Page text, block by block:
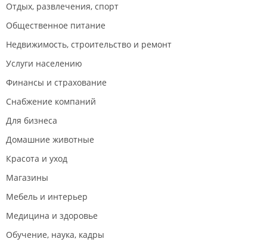
Отдых, развлечения, спорт
Общественное питание
Недвижимость, строительство и ремонт
Услуги населению
Финансы и страхование
Снабжение компаний
Для бизнеса
Домашние животные
Красота и уход
Магазины
Мебель и интерьер
Медицина и здоровье
Обучение, наука, кадры